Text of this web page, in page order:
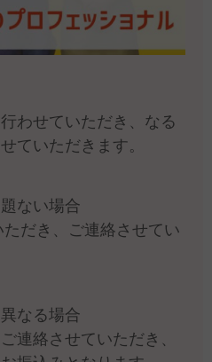
わせていただき、なる
ていただきます。
ない場合
だき、ご連絡させてい
なる場合
連絡させていただき、